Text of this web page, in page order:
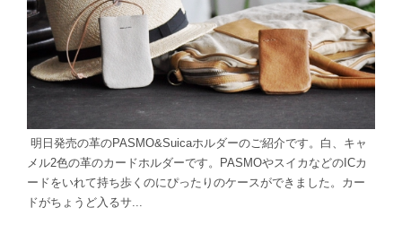
明日発売の革のPASMO&Suicaホルダーのご紹介です。白、キャ
メル2色の革のカードホルダーです。PASMOやスイカなどのICカ
ードをいれて持ち歩くのにぴったりのケースができました。カー
ドがちょうど入るサ...